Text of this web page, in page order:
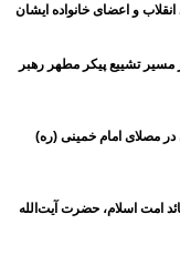
و اعضای خانواده ایشان
تشییع پیکر مطهر رهبر
مصلای امام خمینی (ره)
امت اسلام، حضرت آیت‌الله